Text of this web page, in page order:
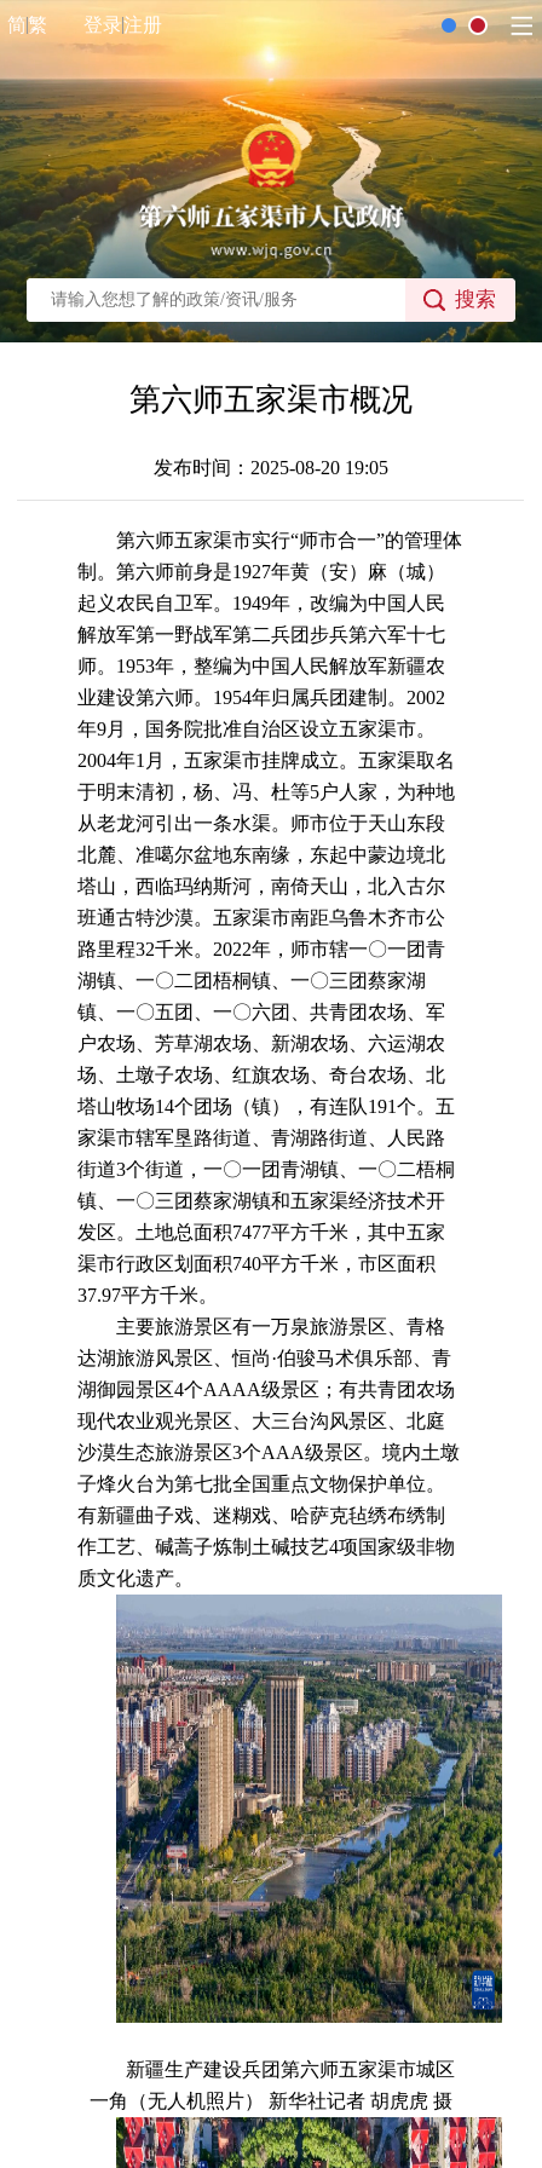
简繁 登录注册
搜索
第六师五家渠市概况
发布时间：2025-08-20 19:05
第六师五家渠市实行“师市合一”的管理体
制。第六师前身是1927年黄（安）麻（城）
起义农民自卫军。1949年，改编为中国人民
解放军第一野战军第二兵团步兵第六军十七
师。1953年，整编为中国人民解放军新疆农
业建设第六师。1954年归属兵团建制。2002
年9月，国务院批准自治区设立五家渠市。
2004年1月，五家渠市挂牌成立。五家渠取名
于明末清初，杨、冯、杜等5户人家，为种地
从老龙河引出一条水渠。师市位于天山东段
北麓、准噶尔盆地东南缘，东起中蒙边境北
塔山，西临玛纳斯河，南倚天山，北入古尔
班通古特沙漠。五家渠市南距乌鲁木齐市公
路里程32千米。2022年，师市辖一〇一团青
湖镇、一〇二团梧桐镇、一〇三团蔡家湖
镇、一〇五团、一〇六团、共青团农场、军
户农场、芳草湖农场、新湖农场、六运湖农
场、土墩子农场、红旗农场、奇台农场、北
塔山牧场14个团场（镇），有连队191个。五
家渠市辖军垦路街道、青湖路街道、人民路
街道3个街道，一〇一团青湖镇、一〇二梧桐
镇、一〇三团蔡家湖镇和五家渠经济技术开
发区。土地总面积7477平方千米，其中五家
渠市行政区划面积740平方千米，市区面积
37.97平方千米。
主要旅游景区有一万泉旅游景区、青格
达湖旅游风景区、恒尚·伯骏马术俱乐部、青
湖御园景区4个AAAA级景区；有共青团农场
现代农业观光景区、大三台沟风景区、北庭
沙漠生态旅游景区3个AAA级景区。境内土墩
子烽火台为第七批全国重点文物保护单位。
有新疆曲子戏、迷糊戏、哈萨克毡绣布绣制
作工艺、碱蒿子炼制土碱技艺4项国家级非物
质文化遗产。
新疆生产建设兵团第六师五家渠市城区
一角（无人机照片） 新华社记者 胡虎虎 摄